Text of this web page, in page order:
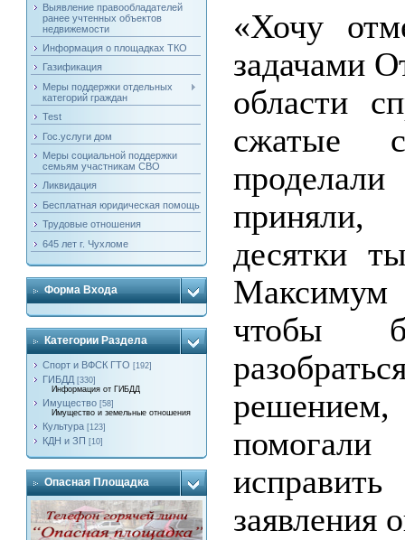
Выявление правообладателей
ранее учтенных объектов
недвижемости
Информация о площадках ТКО
Газификация
Меры поддержки отдельных
категорий граждан
Test
Гос.услуги дом
Меры социальной поддержки
семьям участникам СВО
Ликвидация
Бесплатная юридическая помощь
Трудовые отношения
645 лет г. Чухломе
Форма Входа
Категории Раздела
Спорт и ВФСК ГТО [192]
ГИБДД [330]
Информация от ГИБДД
Имущество [58]
Имущество и земельные отношения
Культура [123]
КДН и ЗП [10]
Опасная Площадка
«Хочу
задачами
области
сжатые
приняли,
десятки
чтобы
решением,
заявления